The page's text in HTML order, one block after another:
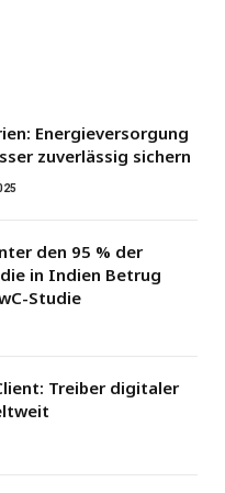
Energieversorgung
zuverlässig sichern
den 95 % der
in Indien Betrug
Studie
Treiber digitaler